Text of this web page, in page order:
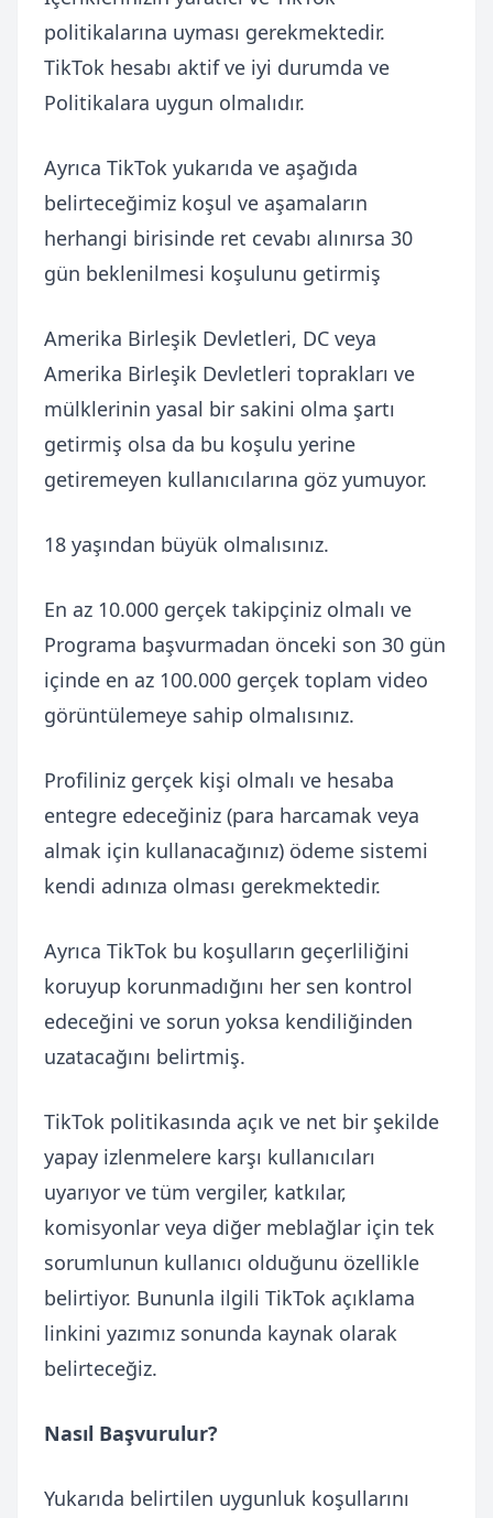
politikalarına uyması gerekmektedir.
TikTok hesabı aktif ve iyi durumda ve
Politikalara uygun olmalıdır.
Ayrıca TikTok yukarıda ve aşağıda
belirteceğimiz koşul ve aşamaların
herhangi birisinde ret cevabı alınırsa 30
gün beklenilmesi koşulunu getirmiş
Amerika Birleşik Devletleri, DC veya
Amerika Birleşik Devletleri toprakları ve
mülklerinin yasal bir sakini olma şartı
getirmiş olsa da bu koşulu yerine
getiremeyen kullanıcılarına göz yumuyor.
18 yaşından büyük olmalısınız.
En az 10.000 gerçek takipçiniz olmalı ve
Programa başvurmadan önceki son 30 gün
içinde en az 100.000 gerçek toplam video
görüntülemeye sahip olmalısınız.
Profiliniz gerçek kişi olmalı ve hesaba
entegre edeceğiniz (para harcamak veya
almak için kullanacağınız) ödeme sistemi
kendi adınıza olması gerekmektedir.
Ayrıca TikTok bu koşulların geçerliliğini
koruyup korunmadığını her sen kontrol
edeceğini ve sorun yoksa kendiliğinden
uzatacağını belirtmiş.
TikTok politikasında açık ve net bir şekilde
yapay izlenmelere karşı kullanıcıları
uyarıyor ve tüm vergiler, katkılar,
komisyonlar veya diğer meblağlar için tek
sorumlunun kullanıcı olduğunu özellikle
belirtiyor. Bununla ilgili TikTok açıklama
linkini yazımız sonunda kaynak olarak
belirteceğiz.
Nasıl Başvurulur?
Yukarıda belirtilen uygunluk koşullarını